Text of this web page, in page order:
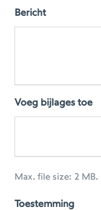
Bericht
Voeg bijlages toe
Max. file size: 2 MB.
Toestemming